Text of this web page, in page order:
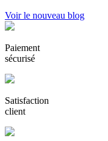
Voir le nouveau blog
Paiement
sécurisé
Satisfaction
client